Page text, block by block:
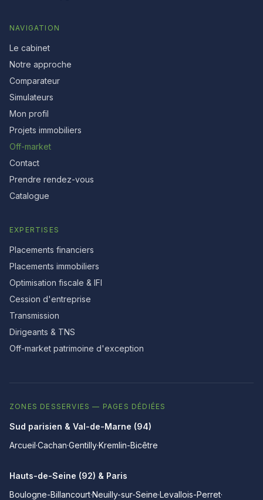
NAVIGATION
Le cabinet
Notre approche
Comparateur
Simulateurs
Mon profil
Projets immobiliers
Off-market
Contact
Prendre rendez-vous
Catalogue
EXPERTISES
Placements financiers
Placements immobiliers
Optimisation fiscale & IFI
Cession d'entreprise
Transmission
Dirigeants & TNS
Off-market patrimoine d'exception
ZONES DESSERVIES — PAGES DÉDIÉES
Sud parisien & Val-de-Marne (94)
Arcueil·Cachan·Gentilly·Kremlin-Bicêtre
Hauts-de-Seine (92) & Paris
Boulogne-Billancourt·Neuilly-sur-Seine·Levallois-Perret·